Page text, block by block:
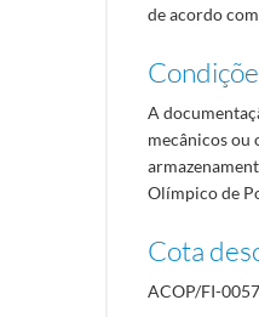
de acordo com
A
mecânicos ou
Olímpico de
Cota
ACOP/FI-